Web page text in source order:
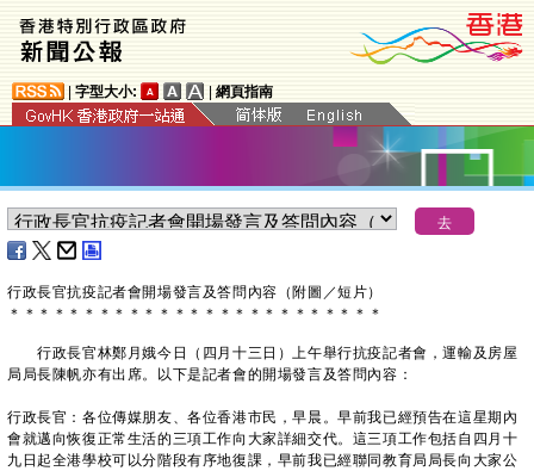
字型大小: 網頁指南
行政長官抗疫記者會開場發言及答問內容（附圖／短片）
＊ ＊ ＊ ＊ ＊ ＊ ＊ ＊ ＊ ＊ ＊ ＊ ＊ ＊ ＊ ＊ ＊ ＊ ＊ ＊ ＊ ＊ ＊ ＊ ＊
行政長官林鄭月娥今日（四月十三日）上午舉行抗疫記者會，運輸及房屋
局局長陳帆亦有出席。以下是記者會的開場發言及答問內容：
行政長官：各位傳媒朋友、各位香港市民，早晨。早前我已經預告在這星期內
會就邁向恢復正常生活的三項工作向大家詳細交代。這三項工作包括自四月十
九日起全港學校可以分階段有序地復課，早前我已經聯同教育局局長向大家公